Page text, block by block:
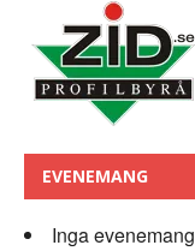
EVENEMANG
Inga evenemang